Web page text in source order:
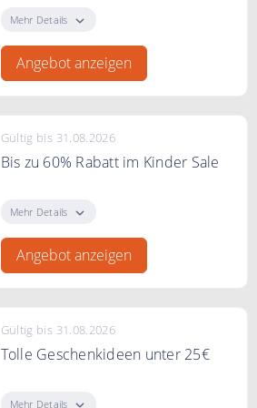
Mehr Details
Angebot anzeigen
Gültig bis 31.08.2026
Bis zu 60% Rabatt im Kinder Sale
Mehr Details
Angebot anzeigen
Gültig bis 31.08.2026
Tolle Geschenkideen unter 25€
unter 25€.
Mehr Details